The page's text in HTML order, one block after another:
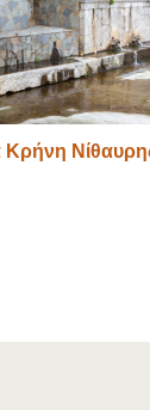
Κρήνη